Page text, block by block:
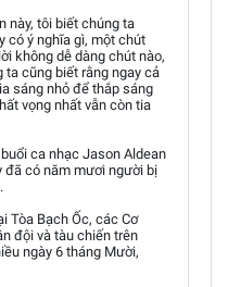
này, tôi biết chúng ta
có ý nghĩa gì, một chút
không dễ dàng chút nào,
ta cũng biết rằng ngay cả
sáng nhỏ để thắp sáng
vọng nhất vẫn còn tia
ca nhạc Jason Aldean
đã có năm mươi người bị
Tòa Bạch Ốc, các Cơ
đội và tàu chiến trên
ngày 6 tháng Mười,